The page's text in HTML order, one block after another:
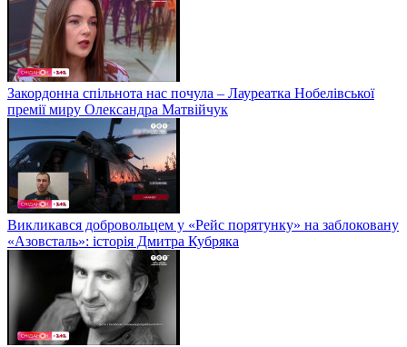
Закордонна спільнота нас почула – Лауреатка Нобелівської
премії миру Олександра Матвійчук
Викликався добровольцем у «Рейс порятунку» на заблоковану
«Азовсталь»: історія Дмитра Кубряка